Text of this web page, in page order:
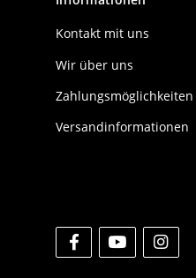
Kontakt mit uns
Wir über uns
Zahlungsmöglichkeiten
Versandinformationen